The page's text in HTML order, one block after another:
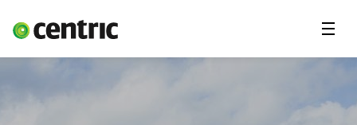
Oplossingen
Branches